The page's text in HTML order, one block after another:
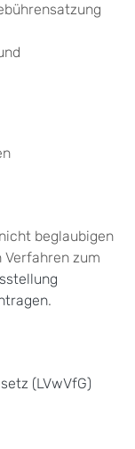
beglaubigen
Verfahren zum
.
(LVwVfG)